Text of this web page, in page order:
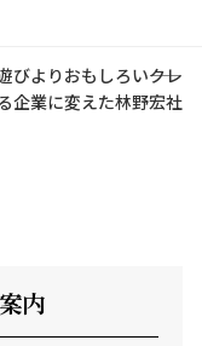
よりおもしろい――クレ
企業に変えた林野宏社
内